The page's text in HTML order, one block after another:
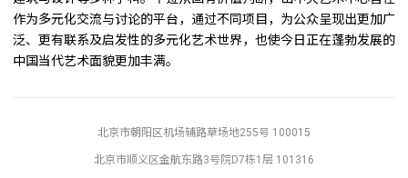
作为多元化交流与讨论的平台，通过不同项目，为公众呈现出更加广
泛、更有联系及启发性的多元化艺术世界，也使今日正在蓬勃发展的
中国当代艺术面貌更加丰满。
北京市朝阳区机场辅路草场地255号 100015
北京市顺义区金航东路3号院D7栋1层 101316